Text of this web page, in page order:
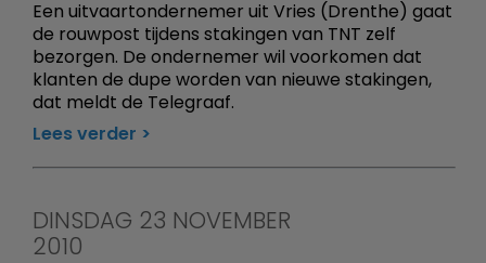
Een uitvaartondernemer uit Vries (Drenthe) gaat
de rouwpost tijdens stakingen van TNT zelf
bezorgen. De ondernemer wil voorkomen dat
klanten de dupe worden van nieuwe stakingen,
dat meldt de Telegraaf.
Lees verder
DINSDAG 23 NOVEMBER
2010